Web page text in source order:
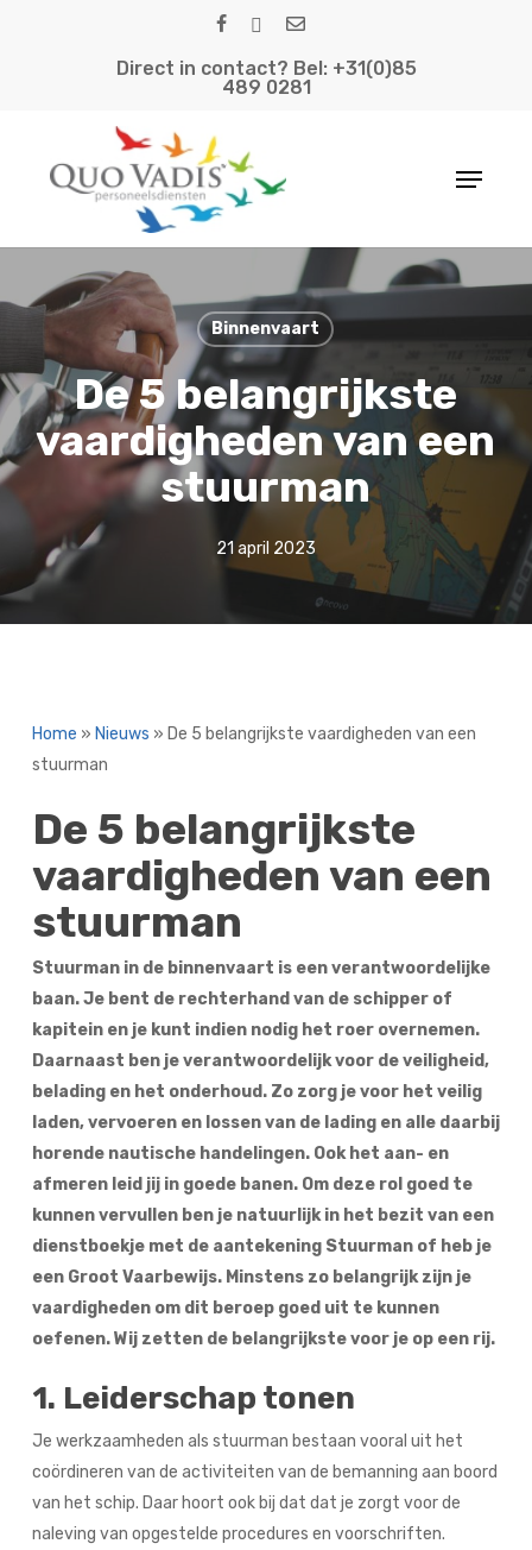
Direct in contact? Bel: +31(0)85
489 0281
Menu
Binnenvaart
De 5 belangrijkste
vaardigheden van een
stuurman
21 april 2023
Home » Nieuws » De 5 belangrijkste vaardigheden van een
stuurman
De 5 belangrijkste
vaardigheden van een
stuurman
Stuurman in de binnenvaart is een verantwoordelijke
baan. Je bent de rechterhand van de schipper of
kapitein en je kunt indien nodig het roer overnemen.
Daarnaast ben je verantwoordelijk voor de veiligheid,
belading en het onderhoud. Zo zorg je voor het veilig
laden, vervoeren en lossen van de lading en alle daarbij
horende nautische handelingen. Ook het aan- en
afmeren leid jij in goede banen. Om deze rol goed te
kunnen vervullen ben je natuurlijk in het bezit van een
dienstboekje met de aantekening Stuurman of heb je
een Groot Vaarbewijs. Minstens zo belangrijk zijn je
vaardigheden om dit beroep goed uit te kunnen
oefenen. Wij zetten de belangrijkste voor je op een rij.
1. Leiderschap tonen
Je werkzaamheden als stuurman bestaan vooral uit het
coördineren van de activiteiten van de bemanning aan boord
van het schip. Daar hoort ook bij dat dat je zorgt voor de
naleving van opgestelde procedures en voorschriften.